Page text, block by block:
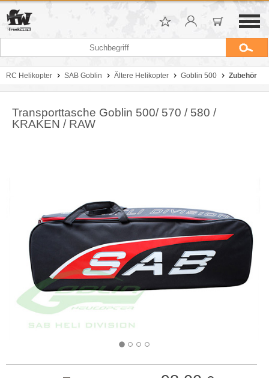
RC Helikopter SAB Goblin Ältere Helikopter Goblin 500 Zubehör
Transporttasche Goblin 500/ 570 / 580 /
KRAKEN / RAW